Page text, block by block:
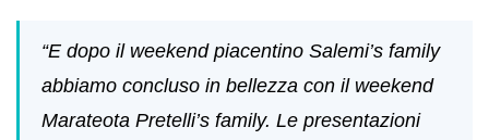
“E dopo il weekend piacentino Salemi’s family
abbiamo concluso in bellezza con il weekend
Marateota Pretelli’s family. Le presentazioni